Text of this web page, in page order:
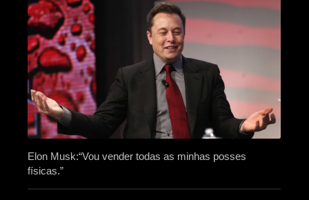
Elon Musk:“Vou vender todas as minhas posses
físicas.”